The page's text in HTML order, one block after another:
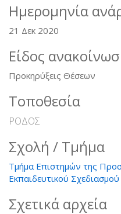
Ημερομηνία
21 Δεκ 2020
Είδος
Προκηρύξεις Θέσεων
Τοποθεσία
ΡΟΔΟΣ
Σχολή / Τμήμα
Τμήμα Επιστημών της
Εκπαιδευτικού Σχεδιασμού
Σχετικά αρχεία